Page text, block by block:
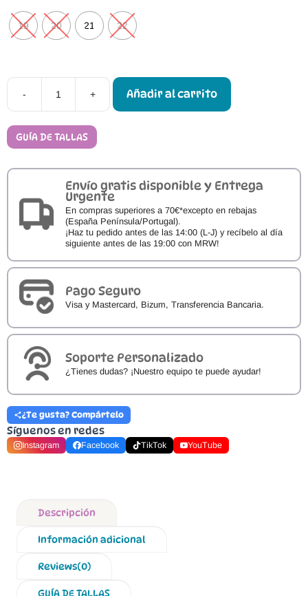
19 20 21 22
-
Calzado
Primeros
+ Añadir al carrito
GUÍA DE TALLAS
Envío gratis disponible y Entrega
Urgente
En compras superiores a 70€*excepto en rebajas
(España Península/Portugal).
¡Haz tu pedido antes de las 14:00 (L-J) y recíbelo al día
siguiente antes de las 19:00 con MRW!
Pago Seguro
Visa y Mastercard, Bizum, Transferencia Bancaria.
Soporte Personalizado
¿Tienes dudas? ¡Nuestro equipo te puede ayudar!
¿Te gusta? Compártelo
Síguenos en redes
Instagram Facebook TikTok YouTube
Descripción
Información adicional
Reviews(0)
GUÍA DE TALLAS